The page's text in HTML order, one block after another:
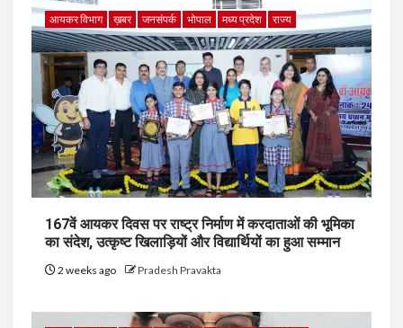
आयकर विभाग ख़बर जनसंपर्क भोपाल मध्य प्रदेश राज्य
167वें आयकर दिवस पर राष्ट्र निर्माण में करदाताओं की भूमिका
का संदेश, उत्कृष्ट खिलाड़ियों और विद्यार्थियों का हुआ सम्मान
2 weeks ago Pradesh Pravakta